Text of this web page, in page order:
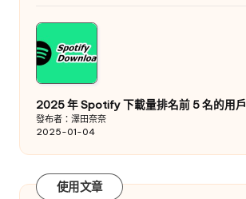
2025 年 Spotify 下載量排名前 5 名的用戶
發布者：澤田奈奈
2025-01-04
使用文章